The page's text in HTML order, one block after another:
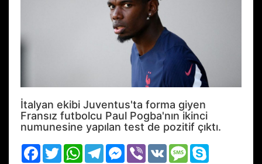
İtalyan ekibi Juventus'ta forma giyen
Fransız futbolcu Paul Pogba'nın ikinci
numunesine yapılan test de pozitif çıktı.
Facebook
TwitterWhatsAppTelegramMessenger
Viber VK Message